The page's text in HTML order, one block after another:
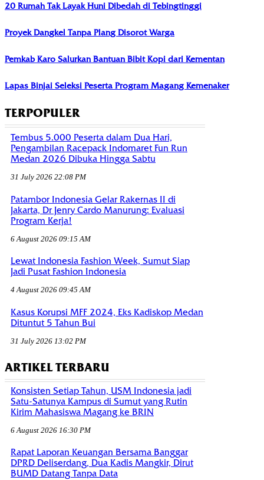
20 Rumah Tak Layak Huni Dibedah di Tebingtinggi
Proyek Dangkel Tanpa Plang Disorot Warga
Pemkab Karo Salurkan Bantuan Bibit Kopi dari Kementan
Lapas Binjai Seleksi Peserta Program Magang Kemenaker
TERPOPULER
Tembus 5.000 Peserta dalam Dua Hari,
Pengambilan Racepack Indomaret Fun Run
Medan 2026 Dibuka Hingga Sabtu
31 July 2026 22:08 PM
Patambor Indonesia Gelar Rakernas II di
Jakarta, Dr Jenry Cardo Manurung: Evaluasi
Program Kerja!
6 August 2026 09:15 AM
Lewat Indonesia Fashion Week, Sumut Siap
Jadi Pusat Fashion Indonesia
4 August 2026 09:45 AM
Kasus Korupsi MFF 2024, Eks Kadiskop Medan
Dituntut 5 Tahun Bui
31 July 2026 13:02 PM
ARTIKEL TERBARU
Konsisten Setiap Tahun, USM Indonesia jadi
Satu-Satunya Kampus di Sumut yang Rutin
Kirim Mahasiswa Magang ke BRIN
6 August 2026 16:30 PM
Rapat Laporan Keuangan Bersama Banggar
DPRD Deliserdang, Dua Kadis Mangkir, Dirut
BUMD Datang Tanpa Data